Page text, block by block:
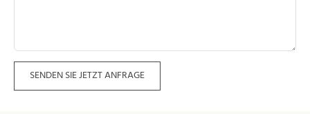
SENDEN SIE JETZT ANFRAGE